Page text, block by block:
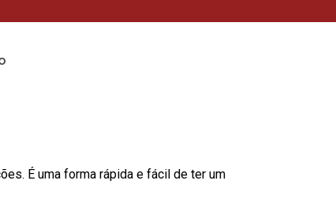
É uma forma rápida e fácil de ter um